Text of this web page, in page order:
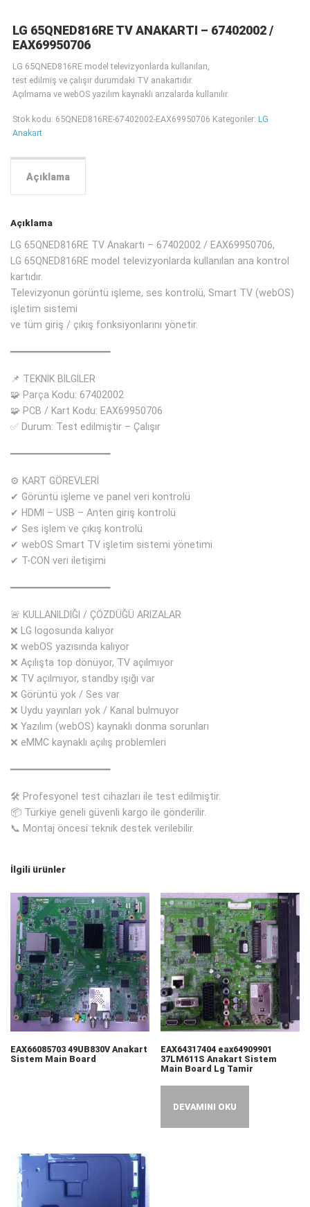
LG 65QNED816RE TV ANAKARTI – 67402002 /
EAX69950706
LG 65QNED816RE model televizyonlarda kullanılan,
test edilmiş ve çalışır durumdaki TV anakartıdır.
Açılmama ve webOS yazılım kaynaklı arızalarda kullanılır.
Stok kodu: 65QNED816RE-67402002-EAX69950706 Kategoriler: LG
Anakart
Açıklama
Açıklama
LG 65QNED816RE TV Anakartı – 67402002 / EAX69950706,
LG 65QNED816RE model televizyonlarda kullanılan ana kontrol
kartıdır.
Televizyonun görüntü işleme, ses kontrolü, Smart TV (webOS)
işletim sistemi
ve tüm giriş / çıkış fonksiyonlarını yönetir.
━━━━━━━━━━━━━━━━━━
📌 TEKNİK BİLGİLER
🧩 Parça Kodu: 67402002
🧩 PCB / Kart Kodu: EAX69950706
✅ Durum: Test edilmiştir – Çalışır
━━━━━━━━━━━━━━━━━━
⚙ KART GÖREVLERİ
✔ Görüntü işleme ve panel veri kontrolü
✔ HDMI – USB – Anten giriş kontrolü
✔ Ses işlem ve çıkış kontrolü
✔ webOS Smart TV işletim sistemi yönetimi
✔ T-CON veri iletişimi
━━━━━━━━━━━━━━━━━━
🚨 KULLANILDIĞI / ÇÖZDÜĞÜ ARIZALAR
❌ LG logosunda kalıyor
❌ webOS yazısında kalıyor
❌ Açılışta top dönüyor, TV açılmıyor
❌ TV açılmıyor, standby ışığı var
❌ Görüntü yok / Ses var
❌ Uydu yayınları yok / Kanal bulmuyor
❌ Yazılım (webOS) kaynaklı donma sorunları
❌ eMMC kaynaklı açılış problemleri
━━━━━━━━━━━━━━━━━━
🛠 Profesyonel test cihazları ile test edilmiştir.
📦 Türkiye geneli güvenli kargo ile gönderilir.
📞 Montaj öncesi teknik destek verilebilir.
İlgili ürünler
EAX66085703 49UB830V Anakart
Sistem Main Board
EAX64317404 eax64909901
37LM611S Anakart Sistem
Main Board Lg Tamir
DEVAMINI OKU